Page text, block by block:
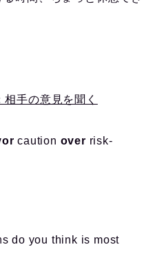
手の意見を聞く
caution over risk-
do you think is most